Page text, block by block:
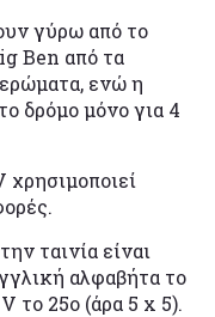
γύρω από το
Ben από τα
ενώ η
δρόμο μόνο για 4
χρησιμοποιεί
ταινία είναι
αλφαβήτα το
το 25ο (άρα 5 x 5).